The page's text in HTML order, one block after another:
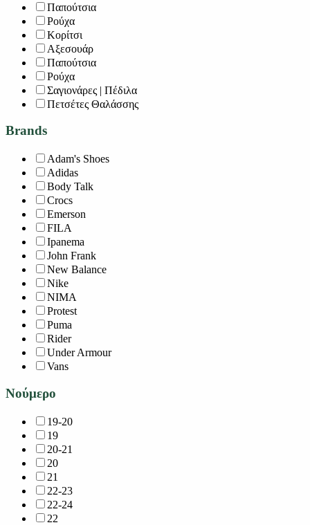
Παπούτσια
Ρούχα
Κορίτσι
Αξεσουάρ
Παπούτσια
Ρούχα
Σαγιονάρες | Πέδιλα
Πετσέτες Θαλάσσης
Brands
Adam's Shoes
Adidas
Body Talk
Crocs
Emerson
FILA
Ipanema
John Frank
New Balance
Nike
NIMA
Protest
Puma
Rider
Under Armour
Vans
Νούμερο
19-20
19
20-21
20
21
22-23
22-24
22